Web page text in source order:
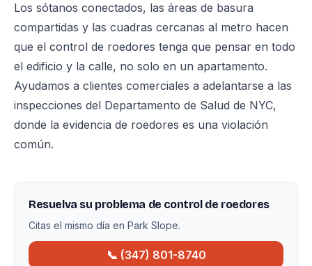
Los sótanos conectados, las áreas de basura
compartidas y las cuadras cercanas al metro hacen
que el control de roedores tenga que pensar en todo
el edificio y la calle, no solo en un apartamento.
Ayudamos a clientes comerciales a adelantarse a las
inspecciones del Departamento de Salud de NYC,
donde la evidencia de roedores es una violación
común.
Resuelva su problema de control de roedores
Citas el mismo día en Park Slope.
📞 (347) 801-8740